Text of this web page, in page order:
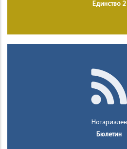
Единство 2
Нотариален
Бюлетин